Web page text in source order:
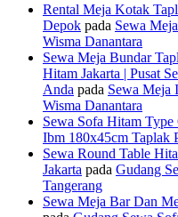
Rental Meja Kotak
Depok pada Sewa
Wisma Danantara
Sewa Meja Bundar
Hitam Jakarta | Pusat
Anda pada Sewa Meja
Wisma Danantara
Sewa Sofa Hitam Type
Ibm 180x45cm Taplak
Sewa Round Table
Jakarta pada Gudang
Tangerang
Sewa Meja Bar Dan